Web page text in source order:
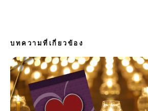
บทความที่เกี่ยวข้อง